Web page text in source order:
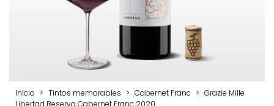
Inicio > Tintos memorables > Cabernet Franc > Grazie Mille
Libertad Reserva Cabernet Franc 2020